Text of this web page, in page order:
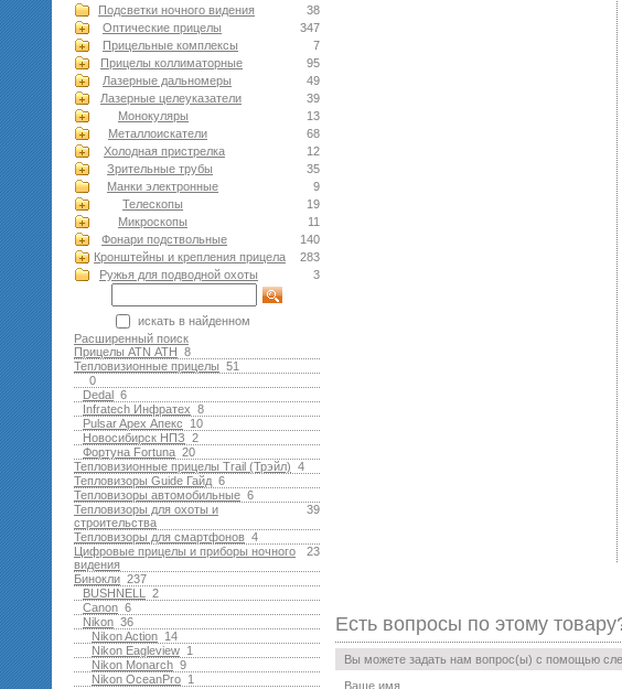
38
Подсветки ночного видения
347
Оптические прицелы
7
Прицельные комплексы
95
Прицелы коллиматорные
49
Лазерные дальномеры
39
Лазерные целеуказатели
13
Монокуляры
68
Металлоискатели
12
Холодная пристрелка
35
Зрительные трубы
9
Манки электронные
19
Телескопы
11
Микроскопы
140
Фонари подствольные
283
Кронштейны и крепления прицела
3
Ружья для подводной оxоты
искать в найденном
Расширенный поиск
8
Прицелы ATN АТН
51
Тепловизионные прицелы
0
6
Dedal
8
Infratech Инфратех
10
Pulsar Apex Апекс
2
Новосибирск НПЗ
20
Фортуна Fortuna
4
Тепловизионные прицелы Trail (Трэйл)
6
Тепловизоры Guide Гайд
6
Тепловизоры автомобильные
39
Тепловизоры для охоты и
строительства
4
Тепловизоры для смартфонов
23
Цифровые прицелы и приборы ночного
видения
237
Бинокли
2
BUSHNELL
6
Canon
36
Nikon
14
Nikon Action
1
Nikon Eagleview
9
Nikon Monarch
1
Nikon OceanPro
Есть вопросы по этому
Вы можете задать нам вопрос(ы) с помощью
Ваше имя